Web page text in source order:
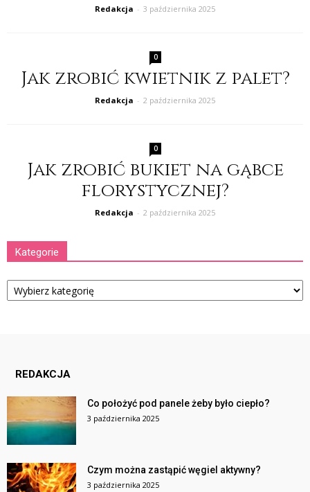
Redakcja - 3 października 2025
0
Jak zrobić kwietnik z palet?
Redakcja - 2 października 2025
0
Jak zrobić bukiet na gąbce
florystycznej?
Redakcja - 2 października 2025
Kategorie
Kategorie
REDAKCJA
Co położyć pod panele żeby było ciepło?
3 października 2025
Czym można zastąpić węgiel aktywny?
3 października 2025